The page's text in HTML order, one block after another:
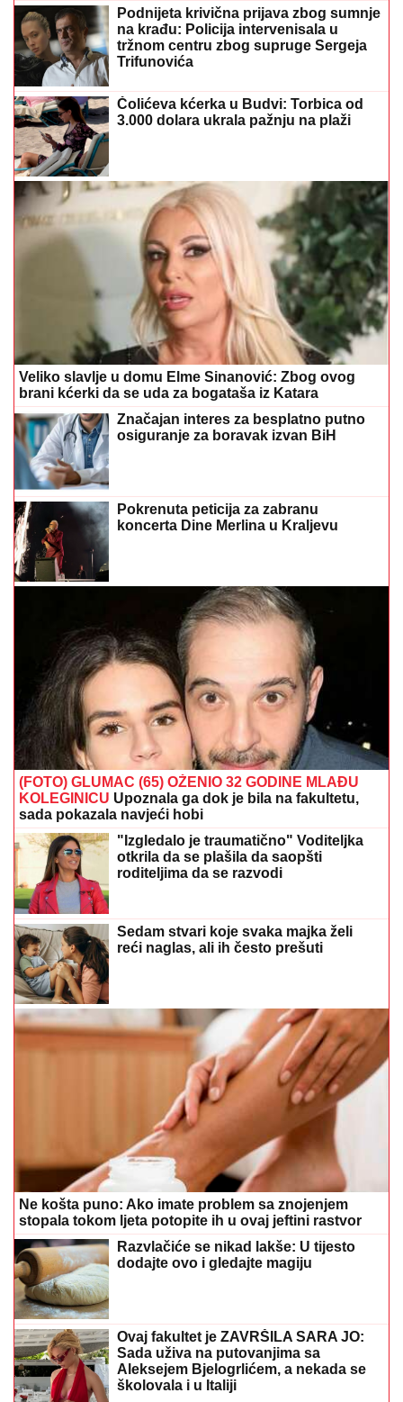
Podnijeta krivična prijava zbog sumnje
na krađu: Policija intervenisala u
tržnom centru zbog supruge Sergeja
Trifunovića
Čolićeva kćerka u Budvi: Torbica od
3.000 dolara ukrala pažnju na plaži
Veliko slavlje u domu Elme Sinanović: Zbog ovog
brani kćerki da se uda za bogataša iz Katara
Značajan interes za besplatno putno
osiguranje za boravak izvan BiH
Pokrenuta peticija za zabranu
koncerta Dine Merlina u Kraljevu
(FOTO) GLUMAC (65) OŽENIO 32 GODINE MLAĐU
KOLEGINICU Upoznala ga dok je bila na fakultetu,
sada pokazala navjeći hobi
"Izgledalo je traumatično" Voditeljka
otkrila da se plašila da saopšti
roditeljima da se razvodi
Sedam stvari koje svaka majka želi
reći naglas, ali ih često prešuti
Ne košta puno: Ako imate problem sa znojenjem
stopala tokom ljeta potopite ih u ovaj jeftini rastvor
Razvlačiće se nikad lakše: U tijesto
dodajte ovo i gledajte magiju
Ovaj fakultet je ZAVRŠILA SARA JO:
Sada uživa na putovanjima sa
Aleksejem Bjelogrlićem, a nekada se
školovala i u Italiji